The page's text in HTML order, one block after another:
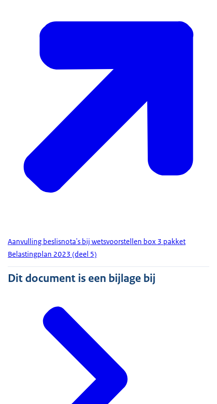
Aanvulling beslisnota's bij wetsvoorstellen box 3 pakket
Belastingplan 2023 (deel 5)
Dit document is een bijlage bij